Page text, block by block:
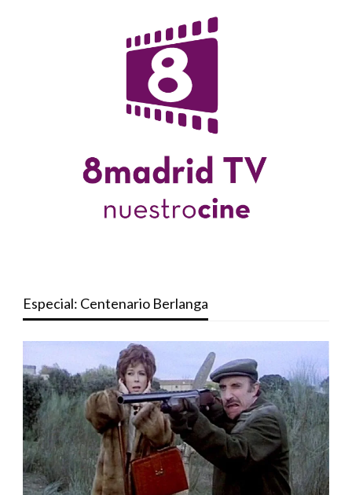
Especial: Centenario Berlanga